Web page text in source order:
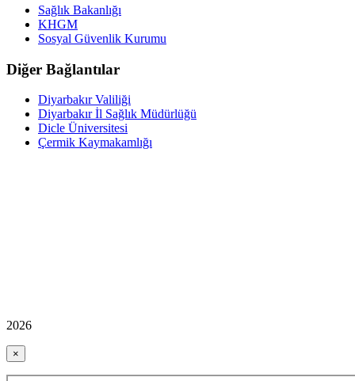
Sağlık Bakanlığı
KHGM
Sosyal Güvenlik Kurumu
Diğer Bağlantılar
Diyarbakır Valiliği
Diyarbakır İl Sağlık Müdürlüğü
Dicle Üniversitesi
Çermik Kaymakamlığı
2026
×